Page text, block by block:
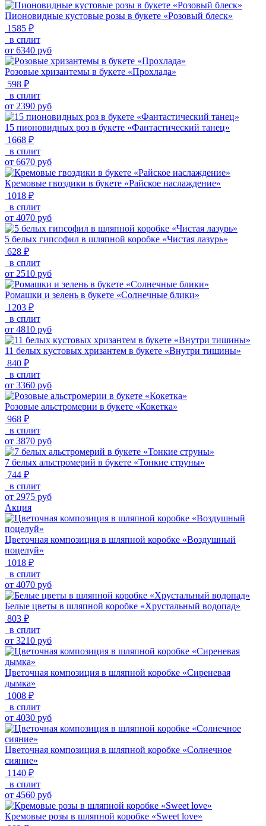
Пионовидные кустовые розы в букете «Розовый блеск»
1585 ₽
в сплит
от 6340 руб
Розовые хризантемы в букете «Прохлада»
598 ₽
в сплит
от 2390 руб
15 пионовидных роз в букете «Фантастический танец»
1668 ₽
в сплит
от 6670 руб
Кремовые гвоздики в букете «Райское наслаждение»
1018 ₽
в сплит
от 4070 руб
5 белых гипсофил в шляпной коробке «Чистая лазурь»
628 ₽
в сплит
от 2510 руб
Ромашки и зелень в букете «Солнечные блики»
1203 ₽
в сплит
от 4810 руб
11 белых кустовых хризантем в букете «Внутри тишины»
840 ₽
в сплит
от 3360 руб
Розовые альстромерии в букете «Кокетка»
968 ₽
в сплит
от 3870 руб
7 белых альстромерий в букете «Тонкие струны»
744 ₽
в сплит
от 2975 руб
Акция
Цветочная композиция в шляпной коробке «Воздушный
поцелуй»
1018 ₽
в сплит
от 4070 руб
Белые цветы в шляпной коробке «Хрустальный водопад»
803 ₽
в сплит
от 3210 руб
Цветочная композиция в шляпной коробке «Сиреневая
дымка»
1008 ₽
в сплит
от 4030 руб
Цветочная композиция в шляпной коробке «Солнечное
сияние»
1140 ₽
в сплит
от 4560 руб
Кремовые розы в шляпной коробке «Sweet love»